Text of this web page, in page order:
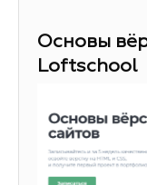
Основы
Loftschool